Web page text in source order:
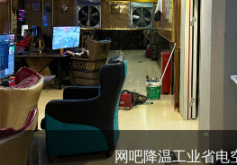
网吧降温工业省电